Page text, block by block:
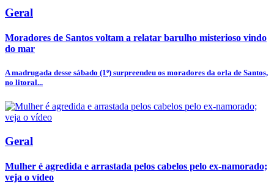
Geral
Moradores de Santos voltam a relatar barulho misterioso vindo
do mar
A madrugada desse sábado (1º) surpreendeu os moradores da orla de Santos,
no litoral...
Geral
Mulher é agredida e arrastada pelos cabelos pelo ex-namorado;
veja o vídeo